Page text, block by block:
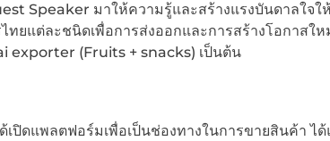
Speaker มาให้ความรู้และสร้างแรงบันดาลใจใ
ทยแต่ละชนิดเพื่อการส่งออกและการสร้างโอกาสให
exporter (Fruits + snacks) เป็นต้น
เปิดแพลตฟอร์มเพื่อเป็นช่องทางในการขายสินค้า ได้